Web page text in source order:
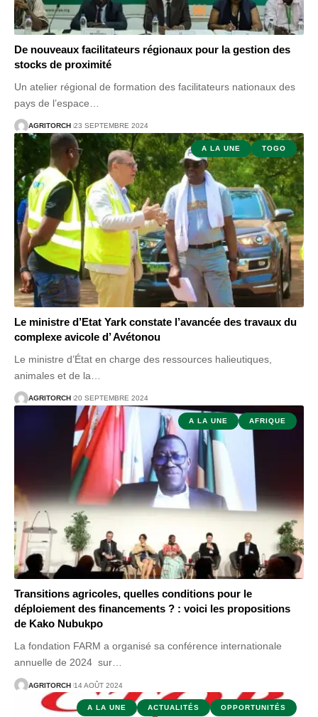
De nouveaux facilitateurs régionaux pour la gestion des
stocks de proximité
Un atelier régional de formation des facilitateurs nationaux des
pays de l’espace
AGRITORCH 23 SEPTEMBRE 2024
A LA UNE TOGO
Le ministre d’Etat Yark constate l’avancée des travaux du
complexe avicole d’ Avétonou
Le ministre d’État en charge des ressources halieutiques,
animales et de la
AGRITORCH 20 SEPTEMBRE 2024
A LA UNE AFRIQUE
Transitions agricoles, quelles conditions pour le
déploiement des financements ? : voici les propositions
de Kako Nubukpo
La fondation FARM a organisé sa conférence internationale
annuelle de 2024 sur…
AGRITORCH 14 AOÛT 2024
A LA UNE ACTUALITÉS OPPORTUNITÉS